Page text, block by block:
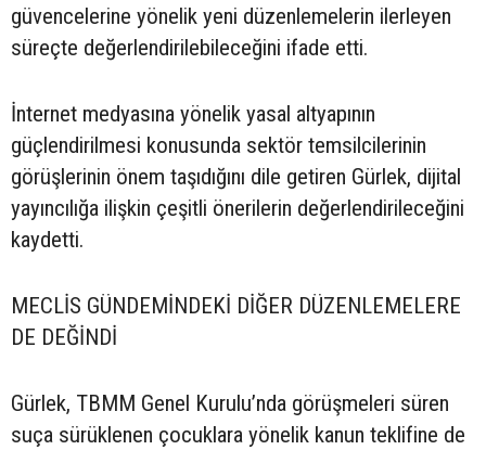
güvencelerine yönelik yeni düzenlemelerin ilerleyen
süreçte değerlendirilebileceğini ifade etti.
İnternet medyasına yönelik yasal altyapının
güçlendirilmesi konusunda sektör temsilcilerinin
görüşlerinin önem taşıdığını dile getiren Gürlek, dijital
yayıncılığa ilişkin çeşitli önerilerin değerlendirileceğini
kaydetti.
MECLİS GÜNDEMİNDEKİ DİĞER DÜZENLEMELERE
DE DEĞİNDİ
Gürlek, TBMM Genel Kurulu’nda görüşmeleri süren
suça sürüklenen çocuklara yönelik kanun teklifine de